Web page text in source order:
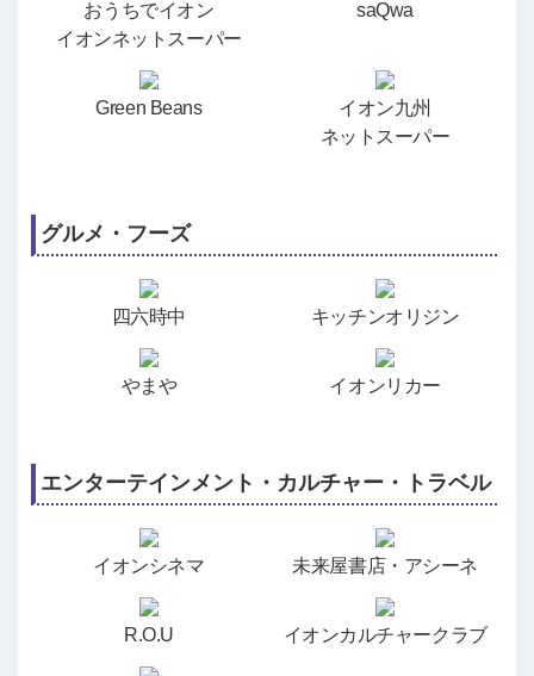
おうちでイオン
イオンネットスーパー
saQwa
Green Beans
イオン九州
ネットスーパー
グルメ・フーズ
四六時中 キッチンオリジン
やまや イオンリカー
エンターテインメント・カルチャー・トラベル
イオンシネマ 未来屋書店・アシーネ
R.O.U イオンカルチャークラブ